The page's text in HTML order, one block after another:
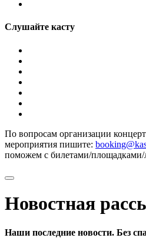
Слушайте касту
По вопросам организации
мероприятия пишите:
поможем с билетами/площадками/
Новостная
Наши последние новости. Без